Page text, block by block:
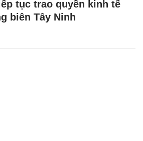
tục trao quyền kinh tế
biên Tây Ninh